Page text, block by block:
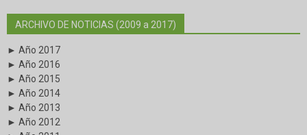
ARCHIVO DE NOTICIAS (2009 a 2017)
► Año 2017
► Año 2016
► Año 2015
► Año 2014
► Año 2013
► Año 2012